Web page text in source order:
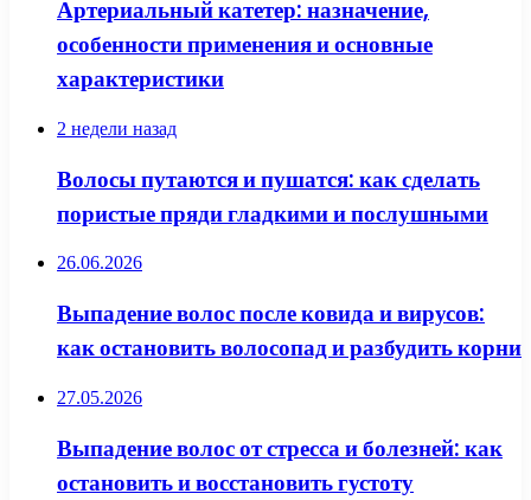
Артериальный катетер: назначение,
особенности применения и основные
характеристики
2 недели назад
Волосы путаются и пушатся: как сделать
пористые пряди гладкими и послушными
26.06.2026
Выпадение волос после ковида и вирусов:
как остановить волосопад и разбудить корни
27.05.2026
Выпадение волос от стресса и болезней: как
остановить и восстановить густоту